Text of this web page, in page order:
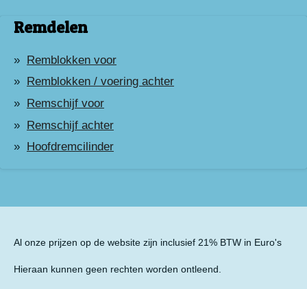
Remdelen
Remblokken voor
Remblokken / voering achter
Remschijf voor
Remschijf achter
Hoofdremcilinder
Al onze prijzen op de website zijn inclusief 21% BTW in Euro's
Hieraan kunnen geen rechten worden ontleend.